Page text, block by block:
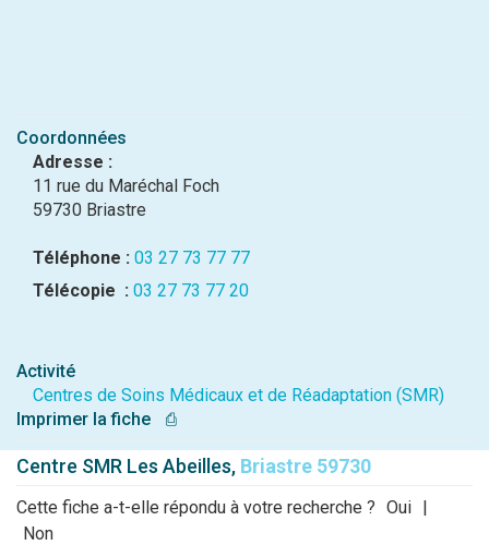
Coordonnées
Adresse :
11 rue du Maréchal Foch
59730 Briastre
Téléphone : 03 27 73 77 77
Télécopie : 03 27 73 77 20
Activité
Centres de Soins Médicaux et de Réadaptation (SMR)
Imprimer la fiche
⎙
Centre SMR Les Abeilles, Briastre 59730
Cette fiche a-t-elle répondu à votre recherche ? Oui |
Non